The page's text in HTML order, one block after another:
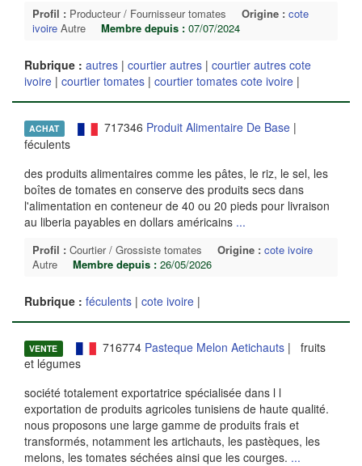
Profil : Producteur / Fournisseur tomates Origine : cote
ivoire Autre Membre depuis : 07/07/2024
Rubrique : autres | courtier autres | courtier autres cote
ivoire | courtier tomates | courtier tomates cote ivoire |
ACHAT 717346 Produit Alimentaire De Base|
féculents
des produits alimentaires comme les pâtes, le riz, le sel, les
boîtes de tomates en conserve des produits secs dans
l'alimentation en conteneur de 40 ou 20 pieds pour livraison
au liberia payables en dollars américains ...
Profil : Courtier / Grossiste tomates Origine : cote ivoire
Autre
Membre depuis : 26/05/2026
Rubrique : féculents | cote ivoire |
VENTE 716774 Pasteque Melon Aetichauts| fruits
et légumes
société totalement exportatrice spécialisée dans l l
exportation de produits agricoles tunisiens de haute qualité.
nous proposons une large gamme de produits frais et
transformés, notamment les artichauts, les pastèques, les
melons, les tomates séchées ainsi que les courges. ...